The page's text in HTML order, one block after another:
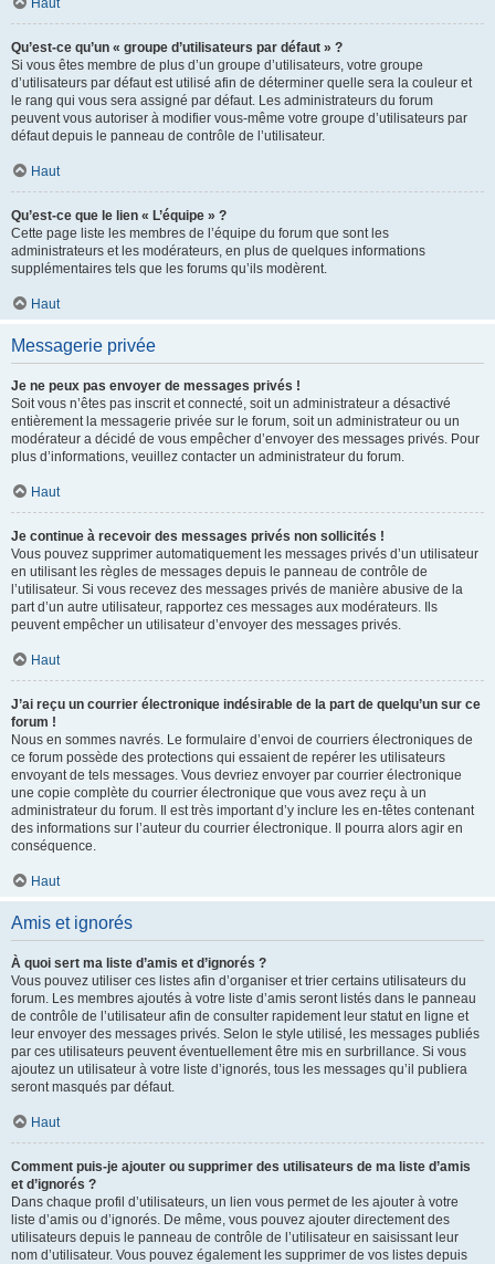
Haut
Qu’est-ce qu’un « groupe d’utilisateurs par défaut » ?
Si vous êtes membre de plus d’un groupe d’utilisateurs, votre groupe
d’utilisateurs par défaut est utilisé afin de déterminer quelle sera la couleur et
le rang qui vous sera assigné par défaut. Les administrateurs du forum
peuvent vous autoriser à modifier vous-même votre groupe d’utilisateurs par
défaut depuis le panneau de contrôle de l’utilisateur.
Haut
Qu’est-ce que le lien « L’équipe » ?
Cette page liste les membres de l’équipe du forum que sont les
administrateurs et les modérateurs, en plus de quelques informations
supplémentaires tels que les forums qu’ils modèrent.
Haut
Messagerie privée
Je ne peux pas envoyer de messages privés !
Soit vous n’êtes pas inscrit et connecté, soit un administrateur a désactivé
entièrement la messagerie privée sur le forum, soit un administrateur ou un
modérateur a décidé de vous empêcher d’envoyer des messages privés. Pour
plus d’informations, veuillez contacter un administrateur du forum.
Haut
Je continue à recevoir des messages privés non sollicités !
Vous pouvez supprimer automatiquement les messages privés d’un utilisateur
en utilisant les règles de messages depuis le panneau de contrôle de
l’utilisateur. Si vous recevez des messages privés de manière abusive de la
part d’un autre utilisateur, rapportez ces messages aux modérateurs. Ils
peuvent empêcher un utilisateur d’envoyer des messages privés.
Haut
J’ai reçu un courrier électronique indésirable de la part de quelqu’un sur ce
forum !
Nous en sommes navrés. Le formulaire d’envoi de courriers électroniques de
ce forum possède des protections qui essaient de repérer les utilisateurs
envoyant de tels messages. Vous devriez envoyer par courrier électronique
une copie complète du courrier électronique que vous avez reçu à un
administrateur du forum. Il est très important d’y inclure les en-têtes contenant
des informations sur l’auteur du courrier électronique. Il pourra alors agir en
conséquence.
Haut
Amis et ignorés
À quoi sert ma liste d’amis et d’ignorés ?
Vous pouvez utiliser ces listes afin d’organiser et trier certains utilisateurs du
forum. Les membres ajoutés à votre liste d’amis seront listés dans le panneau
de contrôle de l’utilisateur afin de consulter rapidement leur statut en ligne et
leur envoyer des messages privés. Selon le style utilisé, les messages publiés
par ces utilisateurs peuvent éventuellement être mis en surbrillance. Si vous
ajoutez un utilisateur à votre liste d’ignorés, tous les messages qu’il publiera
seront masqués par défaut.
Haut
Comment puis-je ajouter ou supprimer des utilisateurs de ma liste d’amis
et d’ignorés ?
Dans chaque profil d’utilisateurs, un lien vous permet de les ajouter à votre
liste d’amis ou d’ignorés. De même, vous pouvez ajouter directement des
utilisateurs depuis le panneau de contrôle de l’utilisateur en saisissant leur
nom d’utilisateur. Vous pouvez également les supprimer de vos listes depuis